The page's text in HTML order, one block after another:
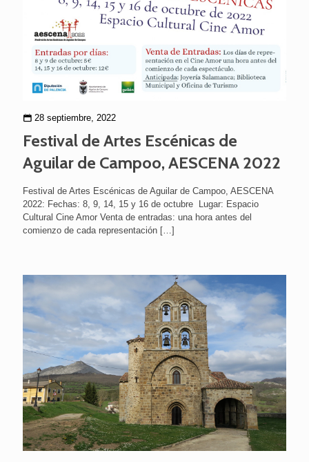
28 septiembre, 2022
Festival de Artes Escénicas de
Aguilar de Campoo, AESCENA 2022
Festival de Artes Escénicas de Aguilar de Campoo, AESCENA
2022: Fechas: 8, 9, 14, 15 y 16 de octubre Lugar: Espacio
Cultural Cine Amor Venta de entradas: una hora antes del
comienzo de cada representación […]